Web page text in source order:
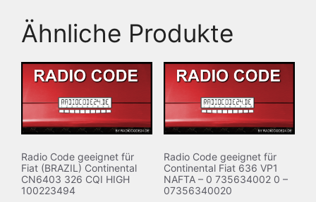
Ähnliche Produkte
Radio Code geeignet für
Fiat (BRAZIL) Continental
CN6403 326 CQI HIGH
100223494
Radio Code geeignet für
Continental Fiat 636 VP1
NAFTA – 0 735634002 0 –
07356340020